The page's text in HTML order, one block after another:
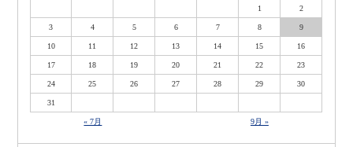
1 2
3 4 5 6 7 8 9
10 11 12 13 14 15 16
17 18 19 20 21 22 23
24 25 26 27 28 29 30
31
« 7月 9月 »